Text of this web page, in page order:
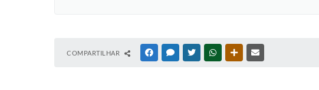
COMPARTILHAR FACEBOOKMESSENGER
TWITTERWHATSAPPOUTRAS MÍDIAS